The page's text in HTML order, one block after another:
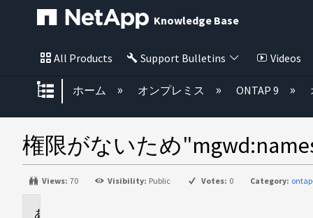
Knowledge Base
All Products Support Bulletins Videos
グローバル階層を展開/折りたた
ホーム オンプレミス ONTAP 9
権限がないため
Views: 70 Visibility: Public Votes: 0 Category: